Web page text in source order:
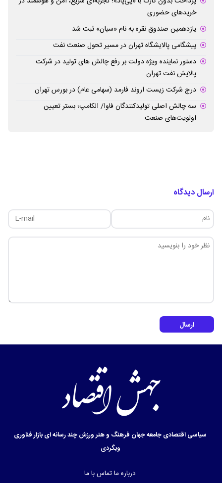
خریدهای حضوری
یازدهمین صندوق نقره به نام «سیان» ثبت شد
پیشگامی پالایشگاه تهران در مسیر تحول صنعت نفت
دستور نماینده ویژه دولت بر رفع چالش های تولید در شرکت
پالایش نفت تهران
درج شرکت زیست اروند فارمد (سهامی عام) در بورس تهران
سه چالش اصلی تولیدکنندگان فاوا/ الکامپ؛ بستر تعیین
اولویت‌های صنعت
ارسال دیدگاه
ارسال
سیاسیاقتصادیجامعهجهان فرهنگ و هنرورزشچند رسانه ایبازارفناوری
وبگردی
درباره ماتماس با ما